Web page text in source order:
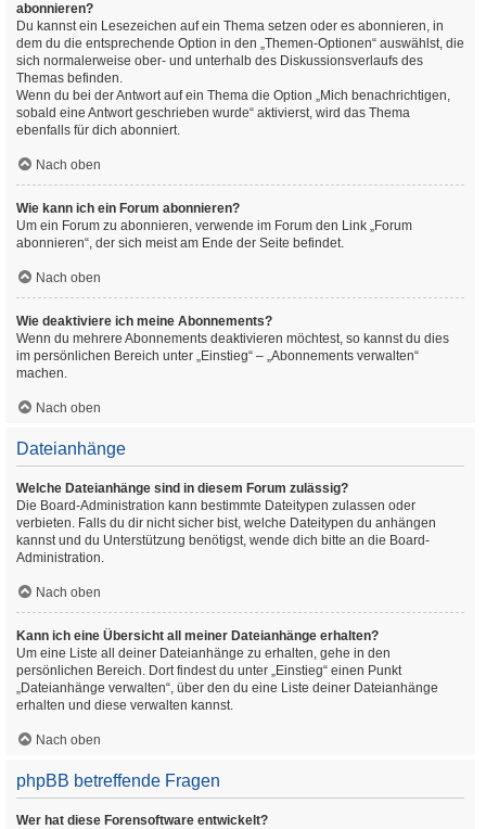
abonnieren?
Du kannst ein Lesezeichen auf ein Thema setzen oder es abonnieren, in
dem du die entsprechende Option in den „Themen-Optionen“ auswählst, die
sich normalerweise ober- und unterhalb des Diskussionsverlaufs des
Themas befinden.
Wenn du bei der Antwort auf ein Thema die Option „Mich benachrichtigen,
sobald eine Antwort geschrieben wurde“ aktivierst, wird das Thema
ebenfalls für dich abonniert.
Nach oben
Wie kann ich ein Forum abonnieren?
Um ein Forum zu abonnieren, verwende im Forum den Link „Forum
abonnieren“, der sich meist am Ende der Seite befindet.
Nach oben
Wie deaktiviere ich meine Abonnements?
Wenn du mehrere Abonnements deaktivieren möchtest, so kannst du dies
im persönlichen Bereich unter „Einstieg“ – „Abonnements verwalten“
machen.
Nach oben
Dateianhänge
Welche Dateianhänge sind in diesem Forum zulässig?
Die Board-Administration kann bestimmte Dateitypen zulassen oder
verbieten. Falls du dir nicht sicher bist, welche Dateitypen du anhängen
kannst und du Unterstützung benötigst, wende dich bitte an die Board-
Administration.
Nach oben
Kann ich eine Übersicht all meiner Dateianhänge erhalten?
Um eine Liste all deiner Dateianhänge zu erhalten, gehe in den
persönlichen Bereich. Dort findest du unter „Einstieg“ einen Punkt
„Dateianhänge verwalten“, über den du eine Liste deiner Dateianhänge
erhalten und diese verwalten kannst.
Nach oben
phpBB betreffende Fragen
Wer hat diese Forensoftware entwickelt?